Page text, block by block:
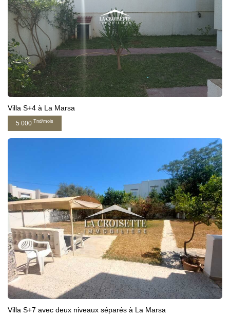
Villa S+4 à La Marsa
5 000 Tnd/mois
Villa S+7 avec deux niveaux séparés à La Marsa